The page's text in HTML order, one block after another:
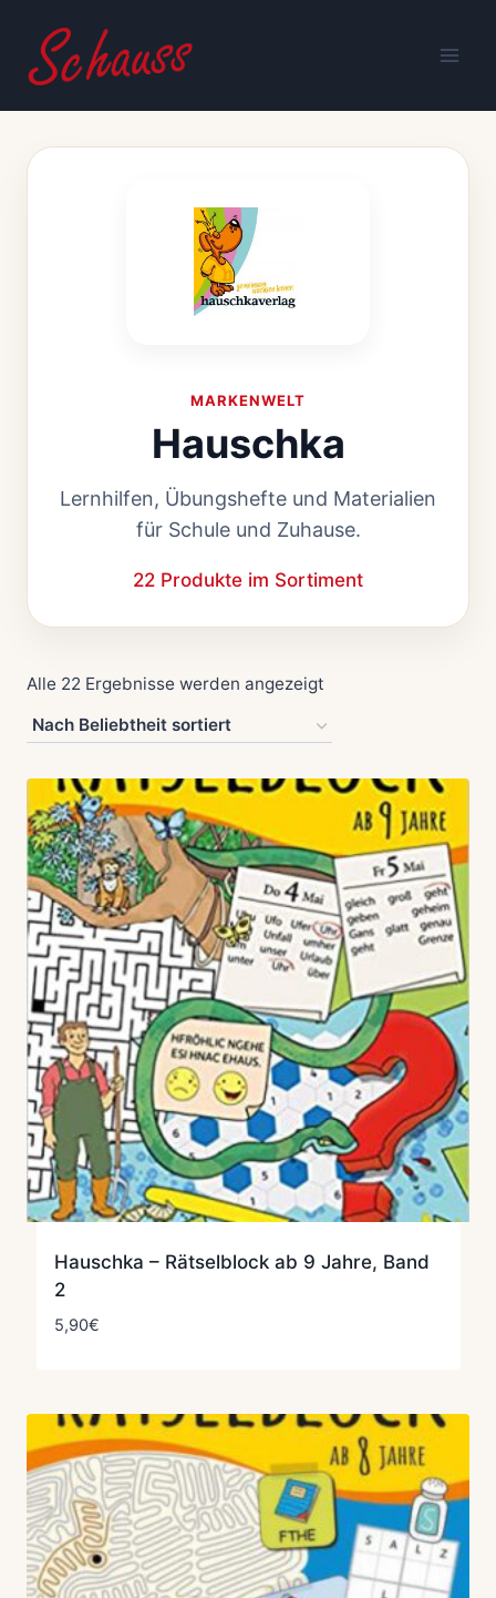
Inhalt
springen
MARKENWELT
Hauschka
Lernhilfen, Übungshefte und Materialien
für Schule und Zuhause.
22 Produkte im Sortiment
Alle 22 Ergebnisse werden angezeigt
sortiert
Hauschka – Rätselblock ab 9 Jahre, Band
2
5,90€